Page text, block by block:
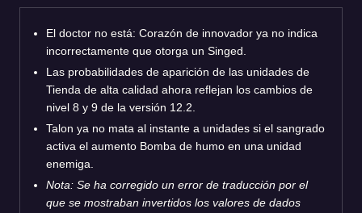
El doctor no está: Corazón de innovador ya no indica
incorrectamente que otorga un Singed.
Las probabilidades de aparición de las unidades de
Tienda de alta calidad ahora reflejan los cambios de
nivel 8 y 9 de la versión 12.2.
Talon ya no mata al instante a unidades si el sangrado
activa el aumento Bomba de humo en una unidad
enemiga.
Nota: Se ha corregido un error de traducción por el
que se mostraban invertidos los valores de dados